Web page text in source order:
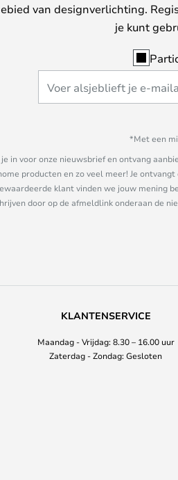
van designverlichting.
je kunt
*Met een
in voor onze nieuwsbrief en ontvang
producten en zo veel meer! Je
klant vinden we jouw mening
door op de afmeldlink onderaan de
KLANTENSERVICE
Maandag - Vrijdag: 8.30 – 16.00 uur
Zaterdag - Zondag: Gesloten